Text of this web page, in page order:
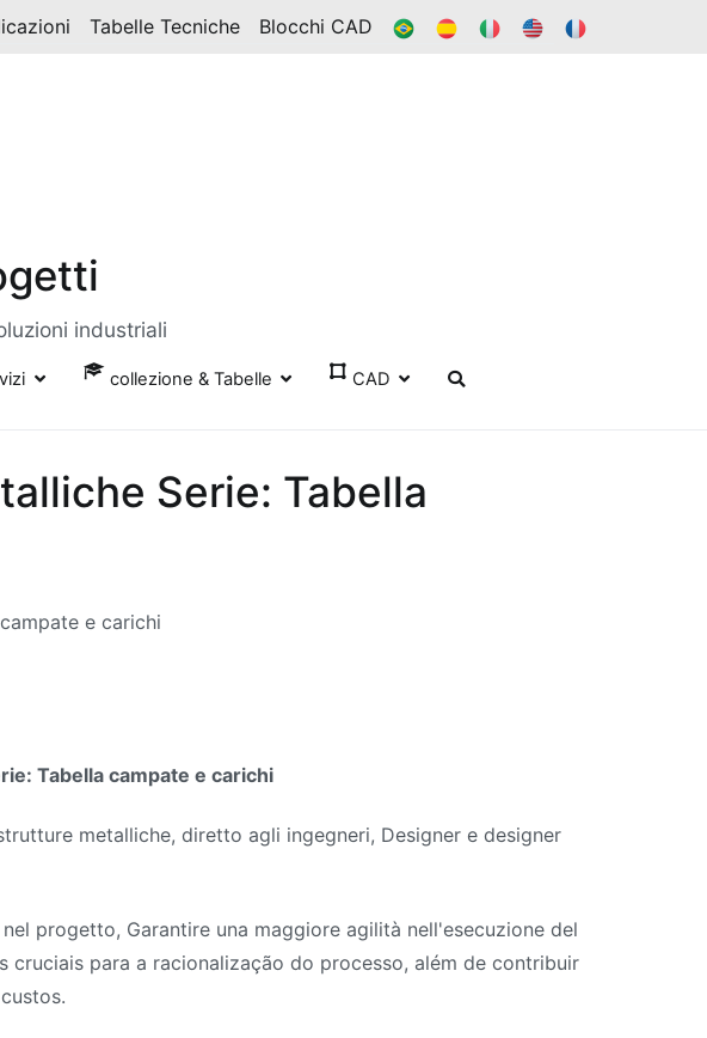
Tabelle Tecniche Blocchi CAD BR ES ESSO
industriali
collezione & Tabelle CAD
Serie: Tabella
e carichi
Tabella campate e carichi
metalliche, diretto agli ingegneri, Designer e designer
progetto, Garantire una maggiore agilità nell'esecuzione del
cruciais para a racionalização do processo, além de contribuir
.